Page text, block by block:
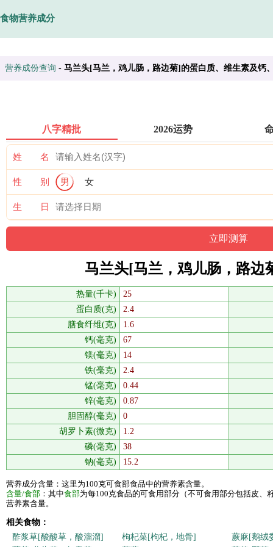
食物营养成分
营养成份查询 - 马兰头[马兰，鸡儿肠，路边菊]的蛋白质、维生素及钙
八字精批 2026运势
姓 名
性 别 男 女
生 日
马兰头[马兰，鸡儿肠，路边
热量(千卡)
25
蛋白质(克)
2.4
膳食纤维(克)
1.6
钙(毫克)
67
镁(毫克)
14
铁(毫克)
2.4
锰(毫克)
0.44
锌(毫克)
0.87
胆固醇(毫克)
0
胡罗卜素(微克)
1.2
磷(毫克)
38
钠(毫克)
15.2
营养成分含量：这里为100克可食部食品中的营养素含量。
含量/食部 ：其中食部为每100克食品的可食用部分（不可食用部分包括皮、
营养素含量。
相关食物：
酢浆草[酸酸草，酸溜溜]
枸杞菜[枸杞，地骨]
蕨麻[鹅绒